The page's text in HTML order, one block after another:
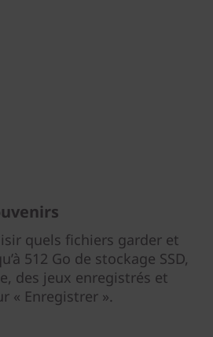
quels fichiers garder et
512 Go de stockage SSD,
des jeux enregistrés et
« Enregistrer ».